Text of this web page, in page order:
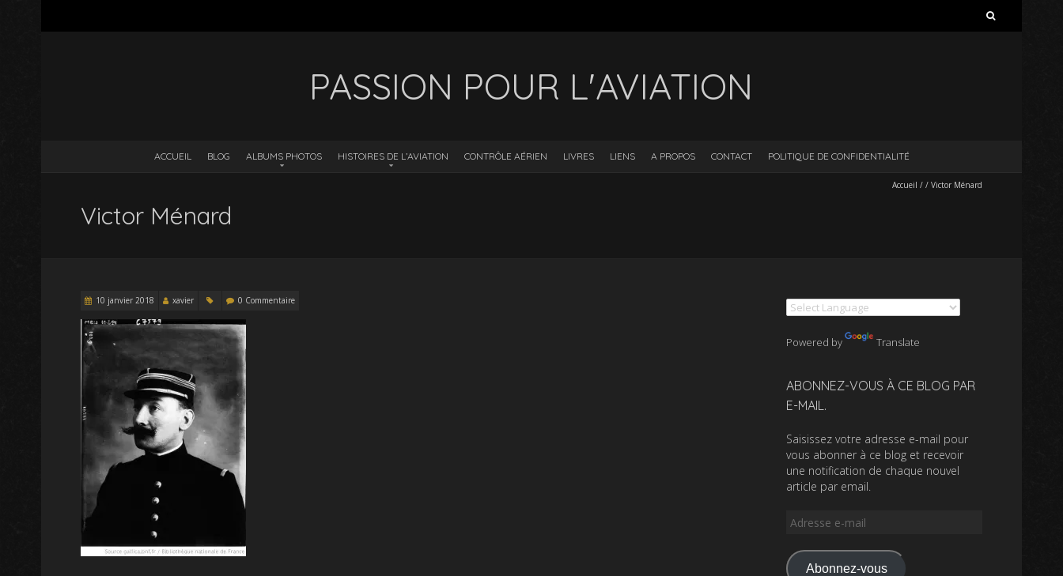
PASSION POUR L'AVIATION
ACCUEIL BLOG ALBUMS PHOTOS HISTOIRES DE L’AVIATION CONTRÔLE AÉRIEN LIVRES LIENS A PROPOS CONTACT POLITIQUE DE CONFIDENTIALITÉ
Accueil //Victor Ménard
Victor Ménard
10 janvier 2018 xavier 0 Commentaire
Powered by Translate
ABONNEZ-VOUS À CE BLOG PAR
E-MAIL.
Saisissez votre adresse e-mail pour
vous abonner à ce blog et recevoir
une notification de chaque nouvel
article par email.
Adresse
mail
Abonnez-vous